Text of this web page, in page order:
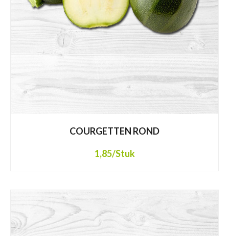
COURGETTEN ROND
1,85/Stuk